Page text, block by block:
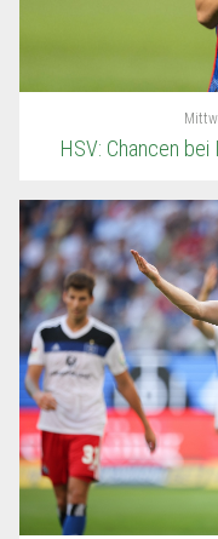
HSV: Chancen